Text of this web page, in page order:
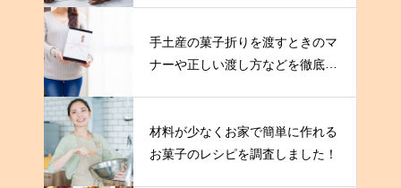
手土産の菓子折りを渡すときのマ
ナーや正しい渡し方などを徹底解
材料が少なくお家で簡単に作れる
お菓子のレシピを調査しました！